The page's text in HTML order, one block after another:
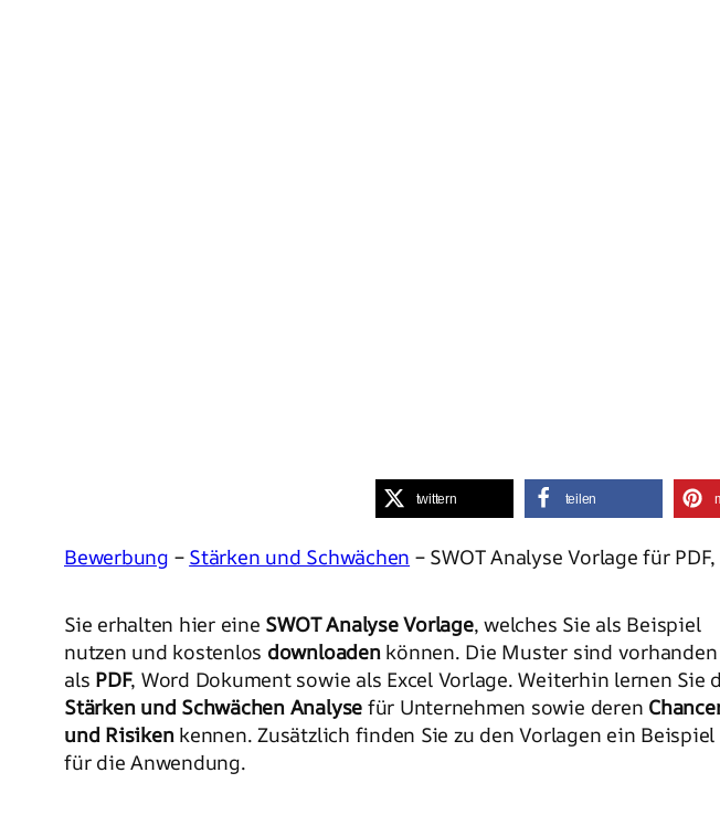
twittern teilen
Bewerbung – Stärken und Schwächen – SWOT Analyse Vorlage für
Sie erhalten hier eine SWOT Analyse Vorlage, welches Sie als Beispiel
nutzen und kostenlos downloadenkönnen. Die Muster sind vorhanden
als PDF, Word Dokument sowie als Excel Vorlage. Weiterhin lernen Sie
Stärken und Schwächen Analyse für Unternehmen sowie deren
und Risikenkennen. Zusätzlich finden Sie zu den Vorlagen ein Beispiel
für die Anwendung.